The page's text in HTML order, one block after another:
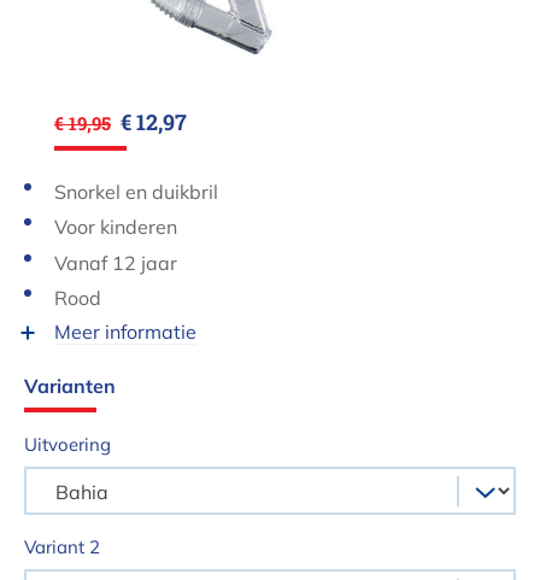
€ 19,95 € 12,97
Snorkel en duikbril
Voor kinderen
Vanaf 12 jaar
Rood
Meer informatie
Varianten
Uitvoering
Variant 2